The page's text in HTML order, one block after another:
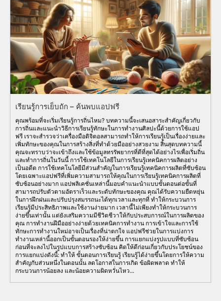
เรียนรู้การเย็บถัก – ค้นพบแอปฟรี
คุณพร้อมที่จะเริ่มเรียนรู้การถิ่นไหม? บทความนี้จะเสนอสาระสำคัญเกี่ยวกับ
การถิ่นและแนะนำวิธีการเรียนรู้ทักษะในการทำงานศิลปะนี้ด้วยการใช้แอป
ฟรี เราจะสำรวจว่าเครื่องมือดิจิตอลสามารถทำให้การเรียนรู้เป็นเรื่องง่ายและ
เพิ่มทักษะของคุณในการสร้างสิ่งที่ทำด้วยมืออย่างสวยงาม สิ้นสุดบทความนี้
คุณจะทราบว่าจะเข้าถึงและใช้ข้อมูลทรรัพยากรที่ดีที่สุดได้อย่างไรเพื่อเริ่มถิ่น
และทำการถิ่นในวันนี้ การใช้เทคโนโลยีในการเรียนรู้เทคนิคการผลิตอย่าง
เป็นอดีต การใช้เทคโนโลยีมีส่วนสำคัญในการเรียนรู้เทคนิคการผลิตที่ซับซ้อน
โดยเฉพาะแอปฟรีที่เพิ่มความสามารถให้คุณในการเรียนรู้เทคนิคการผลิตที่
ซับซ้อนอย่างมาก แอปพลิเคชั่นเหล่านี้มอบคำแนะนำแบบขั้นตอนต่อขั้นที่
สามารถปรับตัวตามอัตราเร็วและระดับทักษะของคุณ คุณได้รับความยืดหยุ่น
ในการฝึกฝนและปรับปรุงสมรรถนะได้ทุกเวลาและทุกที่ ทำให้กระบวนการ
เรียนรู้มีประสิทธิภาพและใช้งานง่ายมาก เวลานี้ไม่เพียงทำให้กระบวนการ
ง่ายขึ้นเท่านั้น แต่ยังเสริมความมีชีวิตชีวาให้กับประสบการณ์ในการผลิตของ
คุณ การทำงานฝีมืออย่างง่ายด้วยเทคนิคการทำงาน การเข้าใจและการใช้
ทักษะการทำงานใหม่อาจเป็นเรื่องที่น่าตกใจ แอปฟรีช่วยในการแบ่งการ
ทำงานเหล่านี้ออกเป็นขั้นตอนรองให้ง่ายขึ้น การแยกแบ่งรูปแบบที่ซับซ้อน
ก่อนที่จะลงไปในรูปแบบการสร้างซับซ้อน คิดให้ดีก่อนเกี่ยวกับประโยชน์ของ
การแยกแบ่งดังนี้: ทำให้ ขั้นตอนการเรียนรู้ เรียนรู้ได้ง่ายขึ้นโดยการให้ความ
สำคัญกับส่วนหนึ่งในตอนนั้น ลดโอกาสในการเกิด ข้อผิดพลาด ทำให้
กระบวนการน้อยลง และน้อยความผิดหวั่นไหว...